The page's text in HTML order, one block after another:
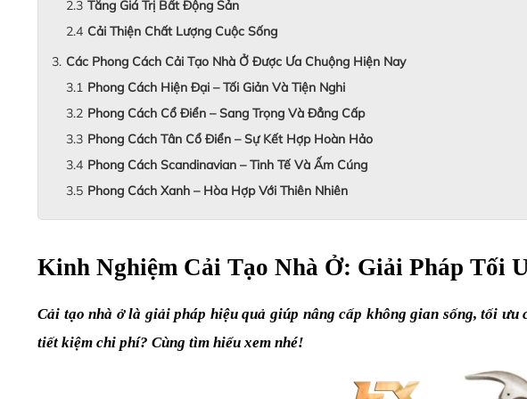
Tăng Giá Trị Bất Động Sản
Cải Thiện Chất Lượng Cuộc Sống
Các Phong Cách Cải Tạo Nhà Ở Được Ưa Chuộng Hiện Nay
Phong Cách Hiện Đại – Tối Giản Và Tiện Nghi
Phong Cách Cổ Điển – Sang Trọng Và Đẳng Cấp
Phong Cách Tân Cổ Điển – Sự Kết Hợp Hoàn Hảo
Phong Cách Scandinavian – Tinh Tế Và Ấm Cúng
Phong Cách Xanh – Hòa Hợp Với Thiên Nhiên
Kinh Nghiệm Cải Tạo Nhà Ở: Giải Pháp Tối
Cải tạo nhà ở là giải pháp hiệu quả giúp nâng cấp không gian sống, tối
tiết kiệm chi phí? Cùng tìm hiểu xem nhé!